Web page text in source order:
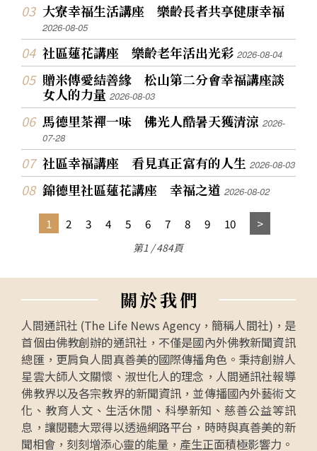
大寮幸福生活講座 樂齡長者共享健康幸福
2026-08-05
社區蓮花講座 樂齡老年活出光彩2026-08-04
贈米傳愛結善緣 松山第二分會幸福講座談
女人的力量2026-08-03
馬德里茶禪一味 佛光人酷暑天獲清涼2026-
07-28
社區幸福講座 看見真正富有的人生2026-08-03
錦德里社區蓮花講座 幸福之道2026-08-02
1 2 3 4 5 6 7 8 9 10
第1 / 484頁
關於我們
人間通訊社 (The Life News Agency，簡稱人間社)，是
首個由佛教創辦的通訊社，不僅是國內外佛教新聞資訊
總匯，更肩負人間真善美的國際傳播角色。秉持創辦人
星雲大師人文關懷、淑世化人的理念，人間通訊社報導
佛教界以及各宗教界的新聞資訊，並傳播國內外藝術文
化、教育人文、生活休閒、科學新知、慈善公益等訊
息，讓閱聽大眾得以透過網路平台，時時與真善美的新
聞相會，刻刻增添心靈的能量，產生正面積極影響力。